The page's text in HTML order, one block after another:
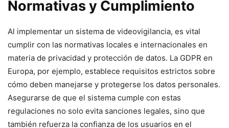
Normativas y Cumplimiento
Al implementar un sistema de videovigilancia, es vital
cumplir con las normativas locales e internacionales en
materia de privacidad y protección de datos. La GDPR en
Europa, por ejemplo, establece requisitos estrictos sobre
cómo deben manejarse y protegerse los datos personales.
Asegurarse de que el sistema cumple con estas
regulaciones no solo evita sanciones legales, sino que
también refuerza la confianza de los usuarios en el